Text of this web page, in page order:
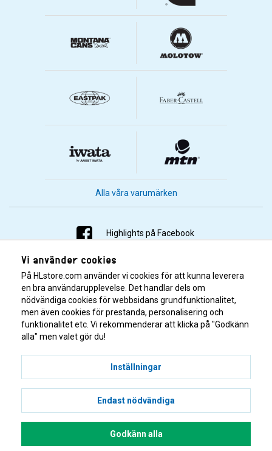
Alla våra varumärken
Highlights på Facebook
Highlights på Instagram
Highlights på Youtube
Highlights på Tiktok
© 2001–2026 Highlights/KR Distribution AB.
Vi använder cookies
På HLstore.com använder vi cookies för att kunna leverera
en bra användarupplevelse. Det handlar dels om
nödvändiga cookies för webbsidans grundfunktionalitet,
men även cookies för prestanda, personalisering och
funktionalitet etc. Vi rekommenderar att klicka på "Godkänn
alla" men valet gör du!
Inställningar
Endast nödvändiga
Godkänn alla